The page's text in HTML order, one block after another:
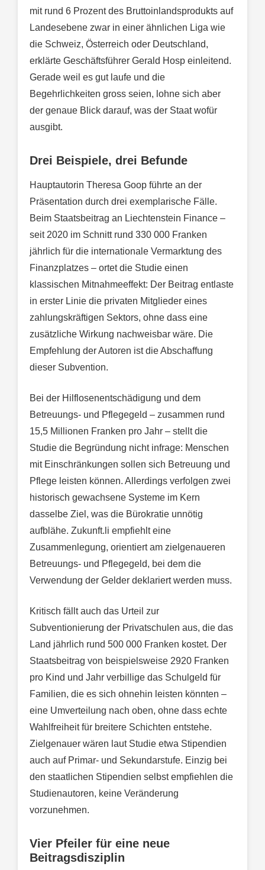
mit rund 6 Prozent des Bruttoinlandsprodukts auf
Landesebene zwar in einer ähnlichen Liga wie
die Schweiz, Österreich oder Deutschland,
erklärte Geschäftsführer Gerald Hosp einleitend.
Gerade weil es gut laufe und die
Begehrlichkeiten gross seien, lohne sich aber
der genaue Blick darauf, was der Staat wofür
ausgibt.
Drei Beispiele, drei Befunde
Hauptautorin Theresa Goop führte an der
Präsentation durch drei exemplarische Fälle.
Beim Staatsbeitrag an Liechtenstein Finance –
seit 2020 im Schnitt rund 330 000 Franken
jährlich für die internationale Vermarktung des
Finanzplatzes – ortet die Studie einen
klassischen Mitnahmeeffekt: Der Beitrag entlaste
in erster Linie die privaten Mitglieder eines
zahlungskräftigen Sektors, ohne dass eine
zusätzliche Wirkung nachweisbar wäre. Die
Empfehlung der Autoren ist die Abschaffung
dieser Subvention.
Bei der Hilflosenentschädigung und dem
Betreuungs- und Pflegegeld – zusammen rund
15,5 Millionen Franken pro Jahr – stellt die
Studie die Begründung nicht infrage: Menschen
mit Einschränkungen sollen sich Betreuung und
Pflege leisten können. Allerdings verfolgen zwei
historisch gewachsene Systeme im Kern
dasselbe Ziel, was die Bürokratie unnötig
aufblähe. Zukunft.li empfiehlt eine
Zusammenlegung, orientiert am zielgenaueren
Betreuungs- und Pflegegeld, bei dem die
Verwendung der Gelder deklariert werden muss.
Kritisch fällt auch das Urteil zur
Subventionierung der Privatschulen aus, die das
Land jährlich rund 500 000 Franken kostet. Der
Staatsbeitrag von beispielsweise 2920 Franken
pro Kind und Jahr verbillige das Schulgeld für
Familien, die es sich ohnehin leisten könnten –
eine Umverteilung nach oben, ohne dass echte
Wahlfreiheit für breitere Schichten entstehe.
Zielgenauer wären laut Studie etwa Stipendien
auch auf Primar- und Sekundarstufe. Einzig bei
den staatlichen Stipendien selbst empfiehlen die
Studienautoren, keine Veränderung
vorzunehmen.
Vier Pfeiler für eine neue
Beitragsdisziplin